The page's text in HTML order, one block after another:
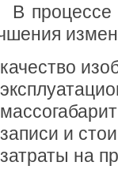
качество
записи и
затраты на